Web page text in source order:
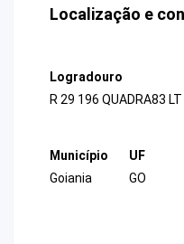
Localização e
Logradouro
R 29 196 QUADRA83 LT
Município
Goiania
UF
GO